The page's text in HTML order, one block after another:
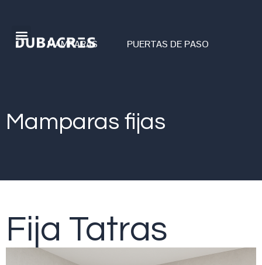
MAMPARAS PUERTAS DE PASO
Mamparas fijas
Fija Tatras